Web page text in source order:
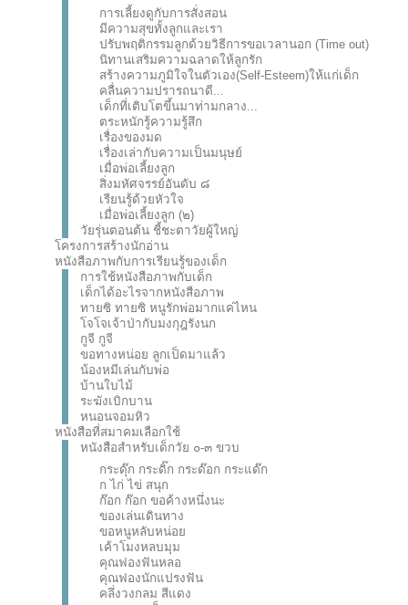
การเลี้ยงดูกับการสั่งสอน
มีความสุขทั้งลูกและเรา
ปรับพฤติกรรมลูกด้วยวิธีการขอเวลานอก (Time out)
นิทานเสริมความฉลาดให้ลูกรัก
สร้างความภูมิใจในตัวเอง(Self-Esteem)ให้แก่เด็ก
คลื่นความปรารถนาดี...
เด็กที่เติบโตขึ้นมาท่ามกลาง...
ตระหนักรู้ความรู้สึก
เรื่องของมด
เรื่องเล่ากับความเป็นมนุษย์
เมื่อพ่อเลี้ยงลูก
สิ่งมหัศจรรย์อันดับ ๘
เรียนรู้ด้วยหัวใจ
เมื่อพ่อเลี้ยงลูก (๒)
วัยรุ่นตอนต้น ชี้ชะตาวัยผู้ใหญ่
โครงการสร้างนักอ่าน
หนังสือภาพกับการเรียนรู้ของเด็ก
การใช้หนังสือภาพกับเด็ก
เด็กได้อะไรจากหนังสือภาพ
ทายซิ ทายซิ หนูรักพ่อมากแค่ไหน
โจโจเจ้าป่ากับมงกุฎรังนก
กูจี กูจี
ขอทางหน่อย ลูกเป็ดมาแล้ว
น้องหมีเล่นกับพ่อ
บ้านใบไม้
ระฆังเบิกบาน
หนอนจอมหิว
หนังสือที่สมาคมเลือกใช้
หนังสือสำหรับเด็กวัย ๐-๓ ขวบ
กระดุ๊ก กระดิ๊ก กระด๊อก กระแด๊ก
ก ไก่ ไข่ สนุก
ก๊อก ก๊อก ขอค้างหนึ่งนะ
ของเล่นเดินทาง
ขอหนูหลับหน่อย
เค้าโมงหลบมุม
คุณฟองฟันหลอ
คุณฟองนักแปรงฟัน
คลึ่งวงกลม สีแดง